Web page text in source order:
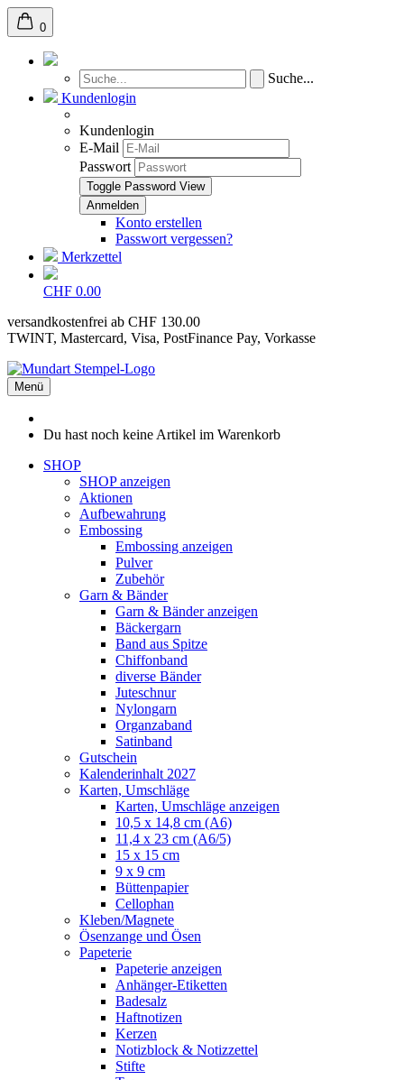
0
Suche...
Kundenlogin
Kundenlogin
E-Mail
Passwort
Toggle Password View
Konto erstellen
Passwort vergessen?
Merkzettel
CHF 0.00
versandkostenfrei ab CHF 130.00
TWINT, Mastercard, Visa, PostFinance Pay, Vorkasse
Menü
Du hast noch keine Artikel im Warenkorb
SHOP
SHOP anzeigen
Aktionen
Aufbewahrung
Embossing
Embossing anzeigen
Pulver
Zubehör
Garn & Bänder
Garn & Bänder anzeigen
Bäckergarn
Band aus Spitze
Chiffonband
diverse Bänder
Juteschnur
Nylongarn
Organzaband
Satinband
Gutschein
Kalenderinhalt 2027
Karten, Umschläge
Karten, Umschläge anzeigen
10,5 x 14,8 cm (A6)
11,4 x 23 cm (A6/5)
15 x 15 cm
9 x 9 cm
Büttenpapier
Cellophan
Kleben/Magnete
Ösenzange und Ösen
Papeterie
Papeterie anzeigen
Anhänger-Etiketten
Badesalz
Haftnotizen
Kerzen
Notizblock & Notizzettel
Stifte